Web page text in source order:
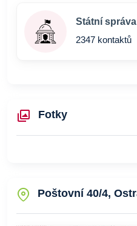
Státní správa
2347 kontaktů
Fotky
Poštovní 40/4,